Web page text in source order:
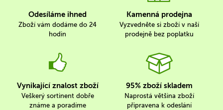
Odesíláme ihned
Zboží vám dodáme do 24
hodin
Kamenná prodejna
Vyzvedněte si zboží v naší
prodejně bez poplatku
Vynikající znalost zboží
Veškerý sortinent dobře
známe a poradíme
95% zboží skladem
Naprostá většina zboží
připravena k odeslání